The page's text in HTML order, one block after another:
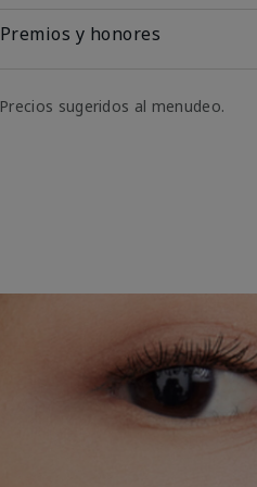
Premios y honores
Precios sugeridos al menudeo.